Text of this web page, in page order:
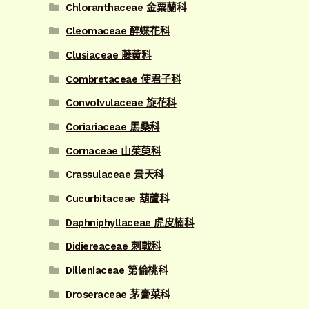
Chloranthaceae 金粟蘭科
Cleomaceae 醉蝶花科
Clusiaceae 藤黃科
Combretaceae 使君子科
Convolvulaceae 旋花科
Coriariaceae 馬桑科
Cornaceae 山茱萸科
Crassulaceae 景天科
Cucurbitaceae 葫蘆科
Daphniphyllaceae 虎皮楠科
Didiereaceae 刺戟科
Dilleniaceae 第倫桃科
Droseraceae 茅膏菜科